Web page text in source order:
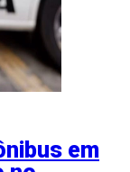
em